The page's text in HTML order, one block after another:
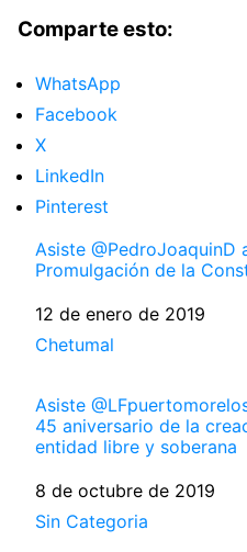
Comparte esto:
WhatsApp
Facebook
X
LinkedIn
Pinterest
Asiste @PedroJoaquinD
Promulgación de la
Fecha
12 de enero de 2019
Respecto a
Chetumal
Asiste
45 aniversario de la
entidad libre y soberana
Fecha
8 de octubre de 2019
Respecto a
Sin Categoria